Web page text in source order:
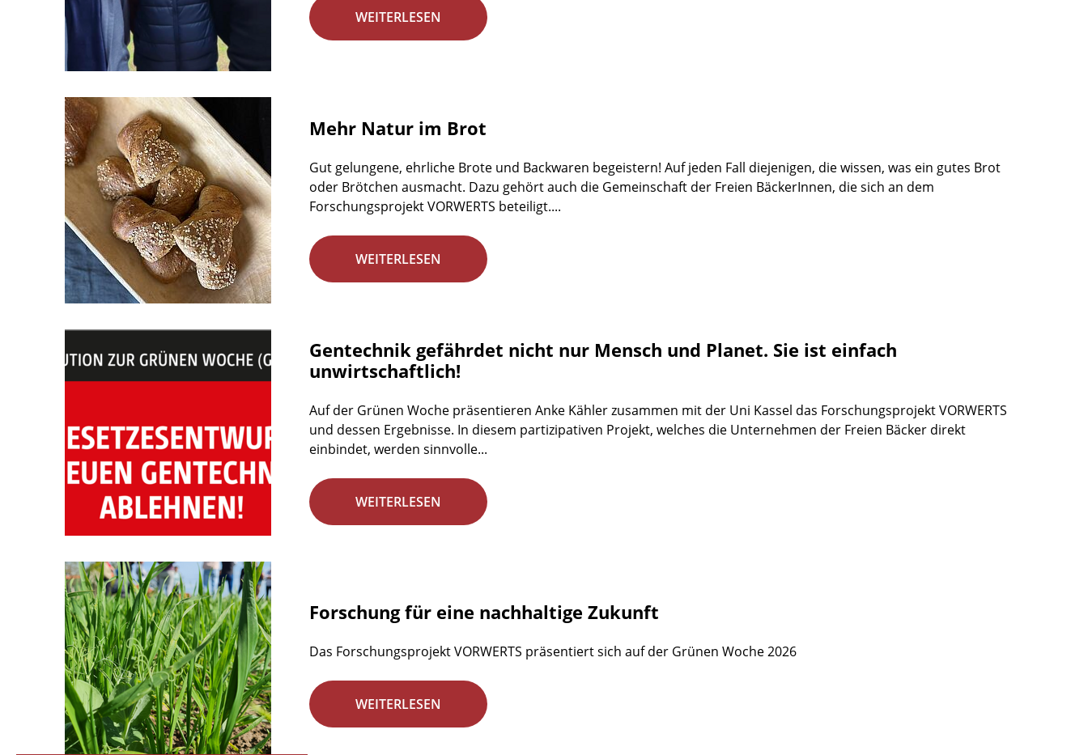
WEITERLESEN
Mehr Natur im Brot
Gut gelungene, ehrliche Brote und Backwaren begeistern! Auf jeden Fall diejenigen, die wissen, was ein gutes Brot
oder Brötchen ausmacht. Dazu gehört auch die Gemeinschaft der Freien BäckerInnen, die sich an dem
Forschungsprojekt VORWERTS beteiligt....
WEITERLESEN
Gentechnik gefährdet nicht nur Mensch und Planet. Sie ist einfach
unwirtschaftlich!
Auf der Grünen Woche präsentieren Anke Kähler zusammen mit der Uni Kassel das Forschungsprojekt VORWERTS
und dessen Ergebnisse. In diesem partizipativen Projekt, welches die Unternehmen der Freien Bäcker direkt
einbindet, werden sinnvolle...
WEITERLESEN
Forschung für eine nachhaltige Zukunft
Das Forschungsprojekt VORWERTS präsentiert sich auf der Grünen Woche 2026
WEITERLESEN